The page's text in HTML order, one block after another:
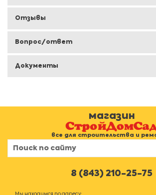
Отзывы
Вопрос/ответ
Документы
магазин
все для строительства и
8 (843) 210-25-75
Мы находимся по адресу: